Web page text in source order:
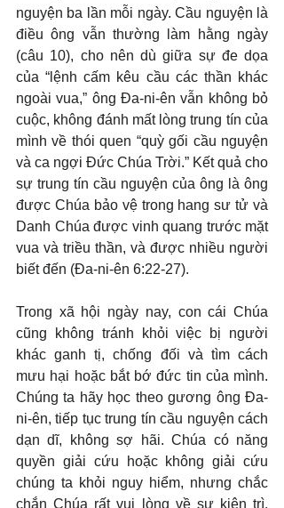
nguyện ba lần mỗi ngày. Cầu nguyện là
điều ông vẫn thường làm hằng ngày
(câu 10), cho nên dù giữa sự đe dọa
của “lệnh cấm kêu cầu các thần khác
ngoài vua,” ông Đa-ni-ên vẫn không bỏ
cuộc, không đánh mất lòng trung tín của
mình về thói quen “quỳ gối cầu nguyện
và ca ngợi Đức Chúa Trời.” Kết quả cho
sự trung tín cầu nguyện của ông là ông
được Chúa bảo vệ trong hang sư tử và
Danh Chúa được vinh quang trước mặt
vua và triều thần, và được nhiều người
biết đến (Đa-ni-ên 6:22-27).
Trong xã hội ngày nay, con cái Chúa
cũng không tránh khỏi việc bị người
khác ganh tị, chống đối và tìm cách
mưu hại hoặc bắt bớ đức tin của mình.
Chúng ta hãy học theo gương ông Đa-
ni-ên, tiếp tục trung tín cầu nguyện cách
dạn dĩ, không sợ hãi. Chúa có năng
quyền giải cứu hoặc không giải cứu
chúng ta khỏi nguy hiểm, nhưng chắc
chắn Chúa rất vui lòng về sự kiên trì,